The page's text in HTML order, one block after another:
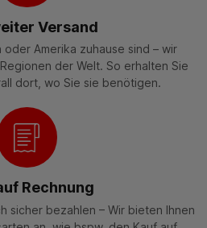
Versand
oder Amerika zuhause sind – wir
der Welt. So erhalten Sie
dort, wo Sie sie benötigen.
Rechnung
sicher bezahlen – Wir bieten Ihnen